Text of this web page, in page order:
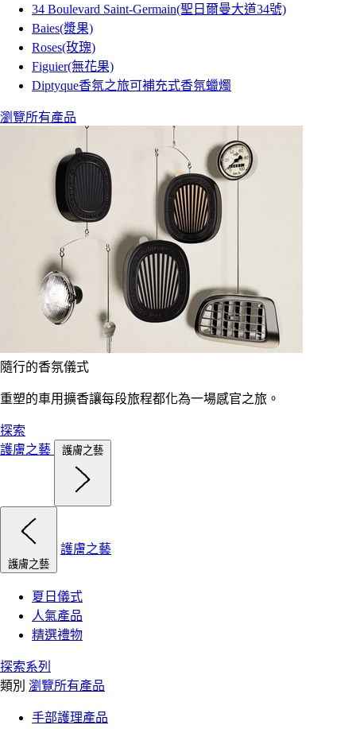
34 Boulevard Saint-Germain(聖日爾曼大道34號)
Baies(漿果)
Roses(玫瑰)
Figuier(無花果)
Diptyque香氛之旅可補充式香氛蠟燭
瀏覽所有產品
隨行的香氛儀式
重塑的車用擴香讓每段旅程都化為一場感官之旅。
探索
護膚之藝
護膚之藝
護膚之藝
護膚之藝
夏日儀式
人氣產品
精選禮物
探索系列
類別 瀏覽所有產品
手部護理產品